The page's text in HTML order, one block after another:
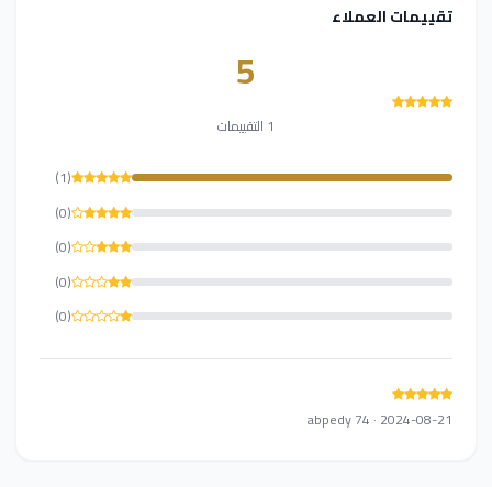
تقييمات العملاء
5
1 التقييمات
(1)
(0)
(0)
(0)
(0)
abpedy 74 · 2024-08-21